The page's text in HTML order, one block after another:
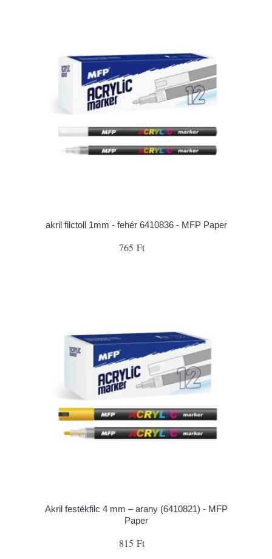
akril filctoll 1mm - fehér 6410836 - MFP Paper
765 Ft
Akril festékfilc 4 mm – arany (6410821) - MFP
Paper
815 Ft